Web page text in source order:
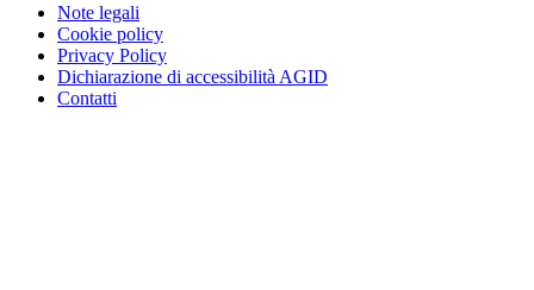
Note legali
Cookie policy
Privacy Policy
Dichiarazione di accessibilità AGID
Contatti